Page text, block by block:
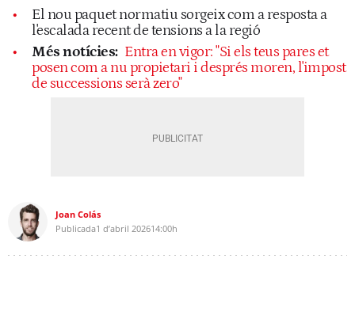
El nou paquet normatiu sorgeix com a resposta a
l'escalada recent de tensions a la regió
Més notícies: Entra en vigor: "Si els teus pares et
posen com a nu propietari i després moren, l'impost
de successions serà zero"
Joan Colás
Publicada1 d’abril 202614:00h